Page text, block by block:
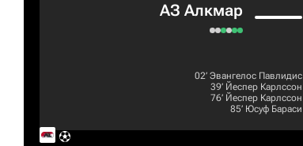
АЗ Алкмар
02‎’‎ Эвангелос Павлидис
39‎’‎ Йеспер Карлссон
76‎’‎ Йеспер Карлссон
85‎’‎ Юсуф Бараси